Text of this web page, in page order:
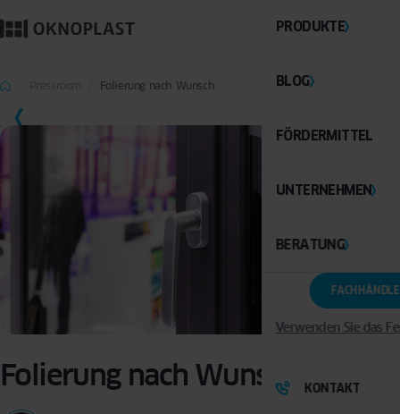
PRODUKTE
BLOG
FÖRDERMITTEL
UNTERNEHMEN
BERATUNG
Verwenden Sie das
KONTAKT
Folierung nach Wunsch
Folierung nach Wunsch